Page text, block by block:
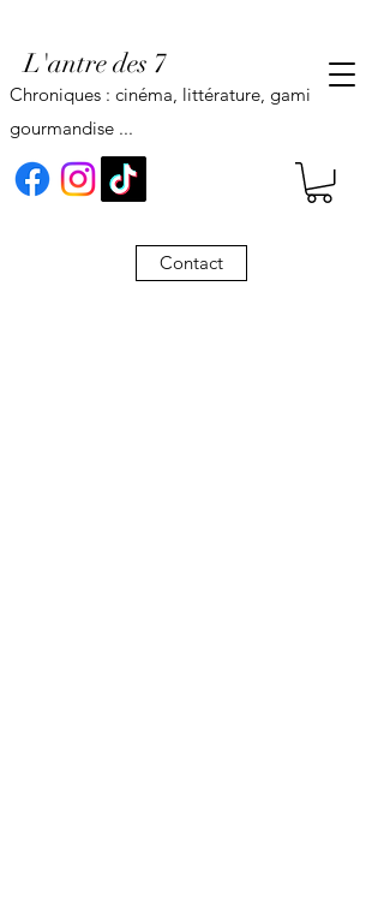
L'antre des 7
Contact
Chroniques : cinéma, littérature, gaming,
gourmandise ...